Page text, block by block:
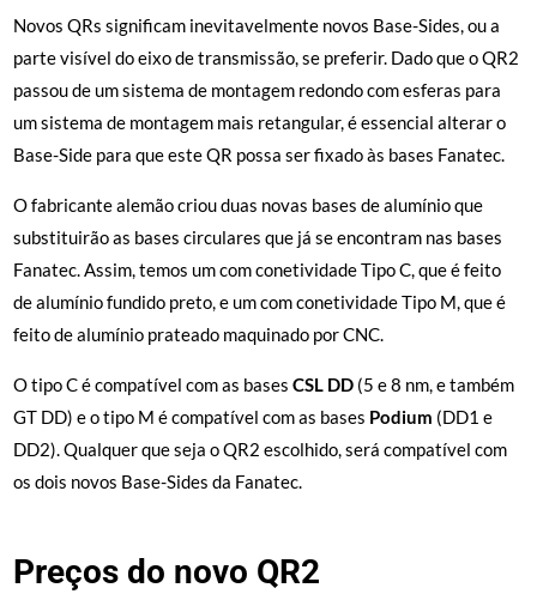
Novos QRs significam inevitavelmente novos Base-Sides, ou a
parte visível do eixo de transmissão, se preferir. Dado que o QR2
passou de um sistema de montagem redondo com esferas para
um sistema de montagem mais retangular, é essencial alterar o
Base-Side para que este QR possa ser fixado às bases Fanatec.
O fabricante alemão criou duas novas bases de alumínio que
substituirão as bases circulares que já se encontram nas bases
Fanatec. Assim, temos um com conetividade Tipo C, que é feito
de alumínio fundido preto, e um com conetividade Tipo M, que é
feito de alumínio prateado maquinado por CNC.
O tipo C é compatível com as bases CSL DD (5 e 8 nm, e também
GT DD) e o tipo M é compatível com as bases Podium (DD1 e
DD2). Qualquer que seja o QR2 escolhido, será compatível com
os dois novos Base-Sides da Fanatec.
Preços do novo QR2